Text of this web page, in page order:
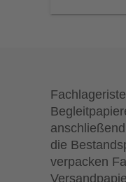
die
verpacken